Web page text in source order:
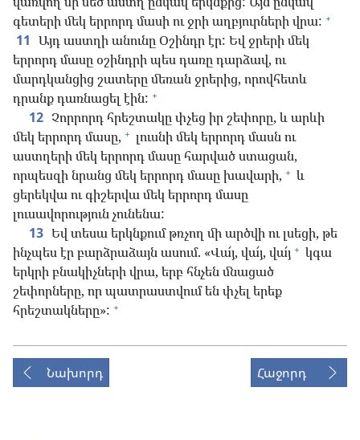
գետերի մեկ երրորդ մասի ու ջրի աղբյուրների վրա: +
11 Այդ աստղի անունը Օշինդր էր: Եվ ջրերի մեկ
երրորդ մասը օշինդրի պես դառը դարձավ, ու
մարդկանցից շատերը մեռան ջրերից, որովհետև
դրանք դառնացել էին: +
12 Չորրորդ հրեշտակը փչեց իր շեփորը, և արևի
մեկ երրորդ մասը, + լուսնի մեկ երրորդ մասն ու
աստղերի մեկ երրորդ մասը հարված ստացան,
որպեսզի նրանց մեկ երրորդ մասը խավարի, + և
ցերեկվա ու գիշերվա մեկ երրորդ մասը
լուսավորություն չունենա:
13 Եվ տեսա երկնքում թռչող մի արծվի ու լսեցի, թե
ինչպես էր բարձրաձայն ասում. «Վա՜յ, վա՜յ, վա՜յ + կգա
երկրի բնակիչների վրա, երբ հնչեն մնացած
շեփորները, որ պատրաստվում են փչել երեք
հրեշտակները»: +
Նախորդ Հաջորդ